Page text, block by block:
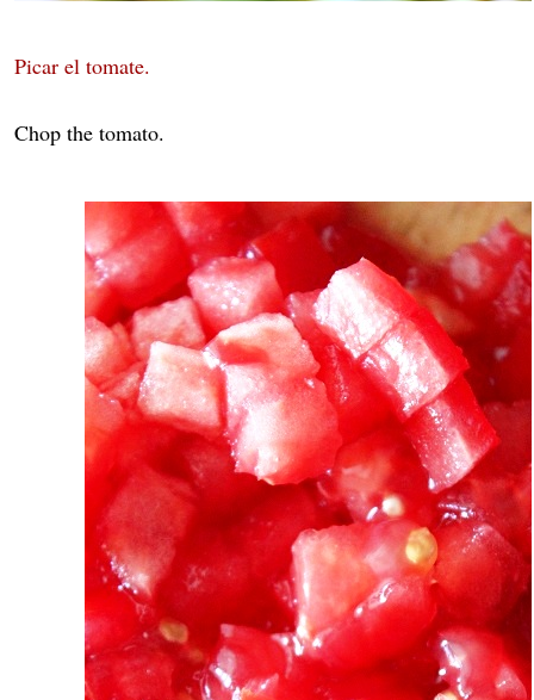
Picar el tomate.
Chop the tomato.